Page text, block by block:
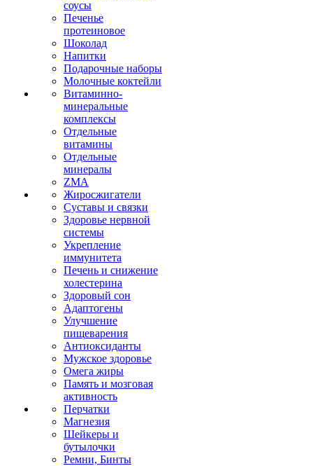
соусы
Печенье
протеиновое
Шоколад
Напитки
Подарочные наборы
Молочные коктейли
Витаминно-
минеральные
комплексы
Отдельные
витамины
Отдельные
минералы
ZMA
Жиросжигатели
Суставы и связки
Здоровье нервной
системы
Укрепление
иммунитета
Печень и снижение
холестерина
Здоровый сон
Адаптогены
Улучшение
пищеварения
Антиоксиданты
Мужское здоровье
Омега жиры
Память и мозговая
активность
Перчатки
Магнезия
Шейкеры и
бутылочки
Ремни, Бинты